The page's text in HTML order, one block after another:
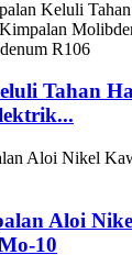
Tahan
Aloi
10